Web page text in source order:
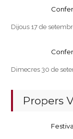
Dijous 17 de
Dimecres 30 de
Propers